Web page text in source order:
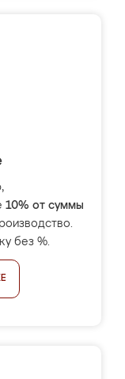
10% от суммы
без %.